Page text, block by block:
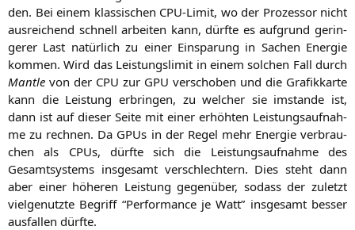
den. Bei einem klas­si­schen CPU-Limit, wo der Pro­zes­sor nicht
aus­rei­chend schnell arbei­ten kann, dürf­te es auf­grund gerin­
ge­rer Last natür­lich zu einer Ein­spa­rung in Sachen Ener­gie
kom­men. Wird das Leis­tungs­li­mit in einem sol­chen Fall durch
Man­t­le von der CPU zur GPU ver­scho­ben und die Gra­fik­kar­te
kann die Leis­tung erbrin­gen, zu wel­cher sie imstan­de ist,
dann ist auf die­ser Sei­te mit einer erhöh­ten Leis­tungs­auf­nah­
me zu rech­nen. Da GPUs in der Regel mehr Ener­gie ver­brau­
chen als CPUs, dürf­te sich die Leis­tungs­auf­nah­me des
Gesamt­sys­tems ins­ge­samt ver­schlech­tern. Dies steht dann
aber einer höhe­ren Leis­tung gegen­über, sodass der zuletzt
viel­ge­nutz­te Begriff “Per­for­mance je Watt” ins­ge­samt bes­ser
aus­fal­len dürfte.